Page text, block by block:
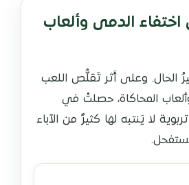
اختفاء الدمى وألعاب
الحال. وعلى أَثر تَقلُّص اللعب
المحاكاة، حصلتْ في
لا يَنتبه لها كثيرٌ من الآباء